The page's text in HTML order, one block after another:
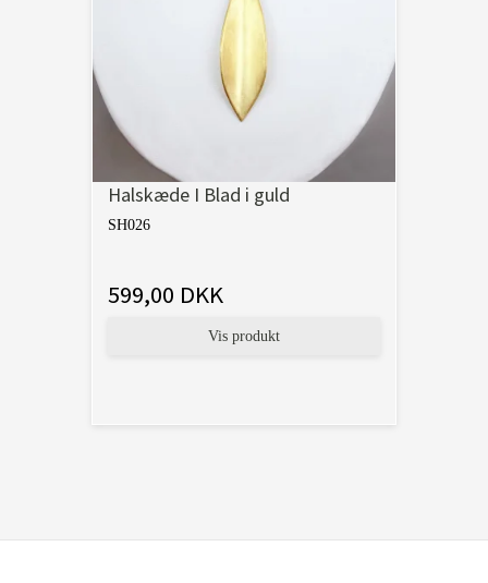
Halskæde I Blad i guld
SH026
599,00 DKK
Vis produkt